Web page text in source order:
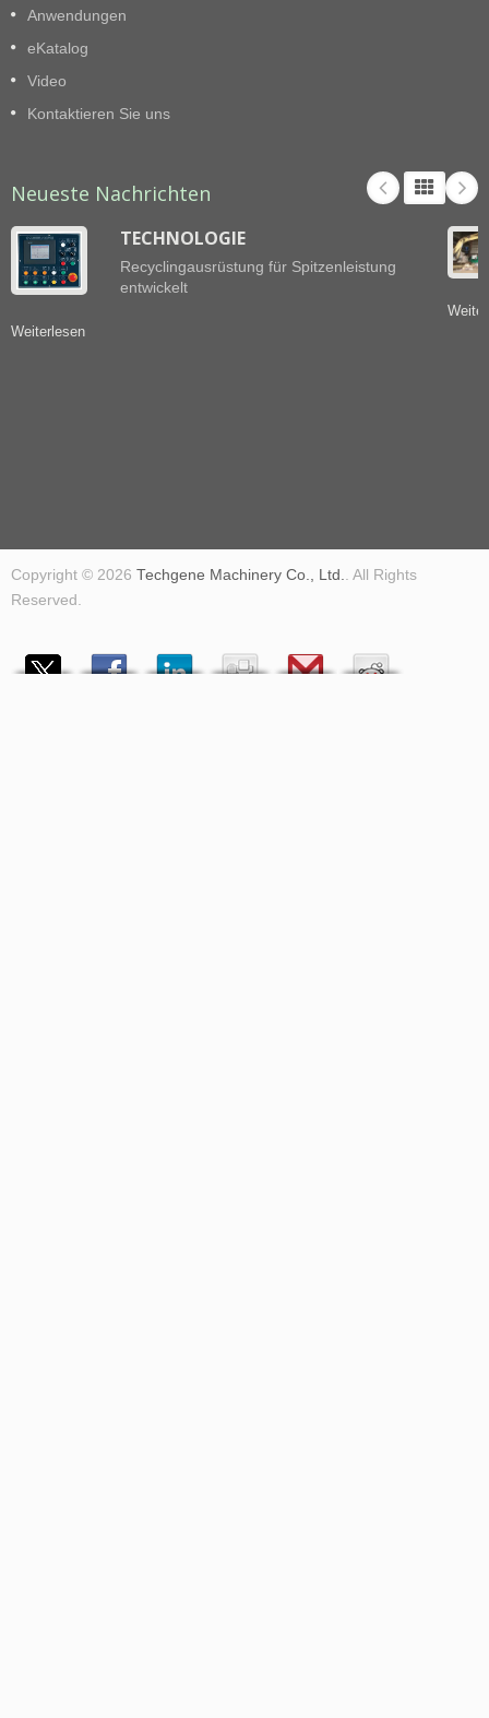
Anwendungen
eKatalog
Video
Kontaktieren Sie uns
Neueste Nachrichten
TECHNOLOGIE
Recyclingausrüstung für Spitzenleistung
entwickelt
Weiterlesen
Copyright © 2026 Techgene Machinery Co., Ltd.. All Rights
Reserved.